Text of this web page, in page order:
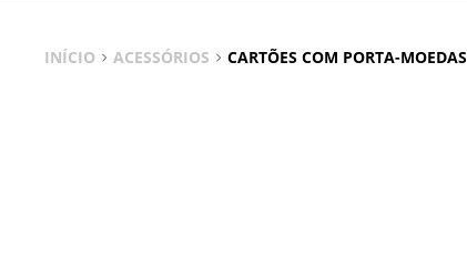
INÍCIO ACESSÓRIOS CARTÕES COM PORTA-MOEDAS